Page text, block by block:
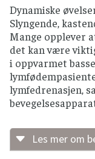
Dynamiske
Slyngende,
Mange opplever
det kan være
i oppvarmet
lymfedrenasjen,
Les mer om